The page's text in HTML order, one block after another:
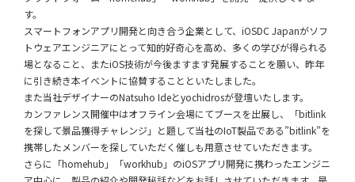
す。
スマートフォンアプリ開発と向き合う企業として、iOSDC Japanがソフ
トウェアエンジニアにとって知的好奇心を高め、多くの学びが得られる
場となること、またiOS技術が今後ますます発展することを願い、昨年
に引き続き本イベントに協賛することといたしました。
また当社デザイナーのNatsuho Ideとyochidrosが登壇いたします。
カンファレンス開催中はオフライン会場にてブースを出展し、「bitlink
を探して景品獲得チャレンジ」と題して当社のIoT製品である”bitlink”を
携帯したメンバーを探していただく催しも用意させていただきます。
さらに「homehub」「workhub」のiOSアプリ開発に携わったエンジニ